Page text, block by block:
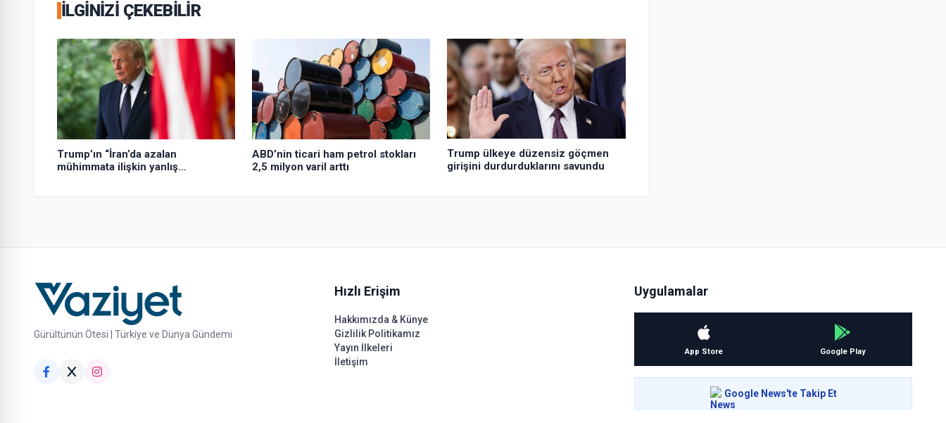
İLGINIZI ÇEKEBILIR
Trump’ın “İran’da azalan
mühimmata ilişkin yanlış
ABD’nin ticari ham petrol stokları
2,5 milyon varil arttı
Trump ülkeye düzensiz göçmen
girişini durdurduklarını savundu
Gürültünün Ötesi | Türkiye ve Dünya Gündemi
Hızlı Erişim
Hakkımızda & Künye
Gizlilik Politikamız
Yayın İlkeleri
İletişim
Uygulamalar
App Store Google Play
Google News'te Takip Et